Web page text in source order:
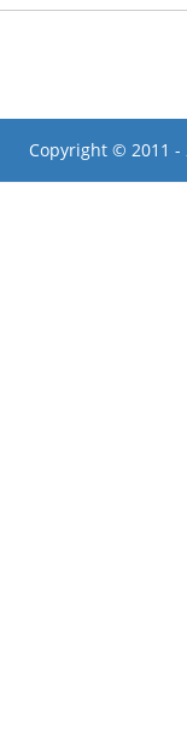
Copyright © 2011 -